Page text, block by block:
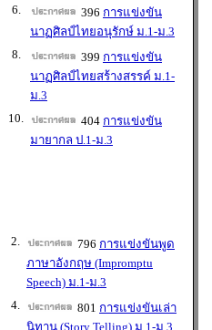
6. 396 การแข่งขัน
นาฏศิลป์ไทยอนุรักษ์ ม.1-ม.3
8. 399 การแข่งขัน
นาฏศิลป์ไทยสร้างสรรค์ ม.1-
ม.3
10. 404 การแข่งขัน
มายากล ป.1-ม.3
2. 796 การแข่งขันพูด
ภาษาอังกฤษ (Impromptu
Speech) ม.1-ม.3
4. 801 การแข่งขันเล่า
นิทาน (Story Telling) ม.1-ม.3